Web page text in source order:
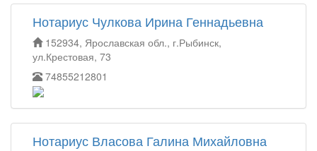
Нотариус Чулкова Ирина Геннадьевна
152934, Ярославская обл., г.Рыбинск,
ул.Крестовая, 73
74855212801
Нотариус Власова Галина Михайловна